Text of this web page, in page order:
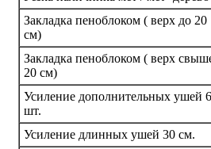
Закладка пеноблоком ( верх до 20
см)
Закладка пеноблоком ( верх
20 см)
Усиление дополнительных ушей 6
шт.
Усиление длинных ушей 30 см.